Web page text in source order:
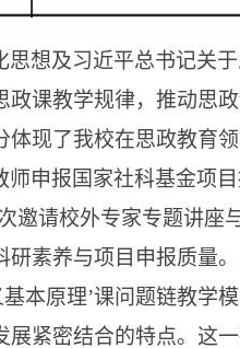
想及习近平总书记关
课教学规律，推动思
现了我校在思政教育领
申报国家社科基金项
邀请校外专家专题讲座
素养与项目申报质量。
基本原理’课问题链教学
紧密结合的特点。这